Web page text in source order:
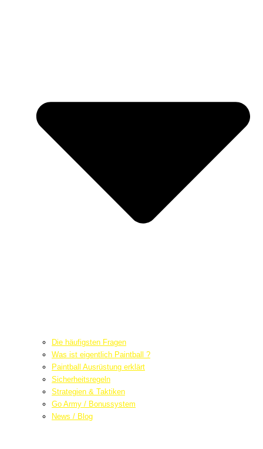
Die häufigsten Fragen
Was ist eigentlich Paintball ?
Paintball Ausrüstung erklärt
Sicherheitsregeln
Strategien & Taktiken
Go Army / Bonussystem
News / Blog